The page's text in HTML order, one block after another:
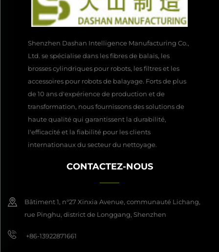
Shenzhen Dashan Intelligence Manufacturing Co.,
Ltd. se spécialise dans les fibres de balais, les
brosses cylindriques pour robots, les filtres et les
accessoires pour robots de balayage. Forts de plus
de 10 ans d'expérience de production et de
transformation, nous fournissons des solutions de
haute qualité qui garantissent la durabilité,
l'efficacité et la fiabilité pour les clients
internationaux du secteur du nettoyage.
CONTACTEZ-NOUS
Bâtiment 1, n°27 Xinxia Avenue, communauté Lichang,
rue Pinghu, district de Longgang, Shenzhen
+86-13922871661